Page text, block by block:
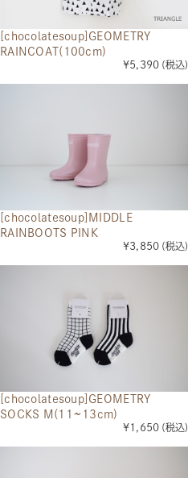
[chocolatesoup]GEOMETRY
RAINCOAT(100cm)
¥5,390 (税込)
[chocolatesoup]MIDDLE
RAINBOOTS PINK
¥3,850 (税込)
[chocolatesoup]GEOMETRY
SOCKS M(11~13cm)
¥1,650 (税込)